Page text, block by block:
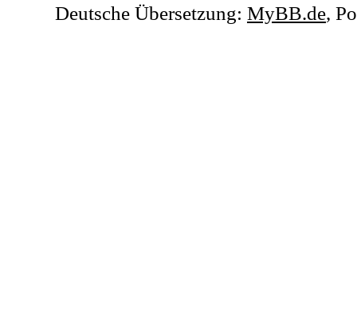
Deutsche Übersetzung: MyBB.de,